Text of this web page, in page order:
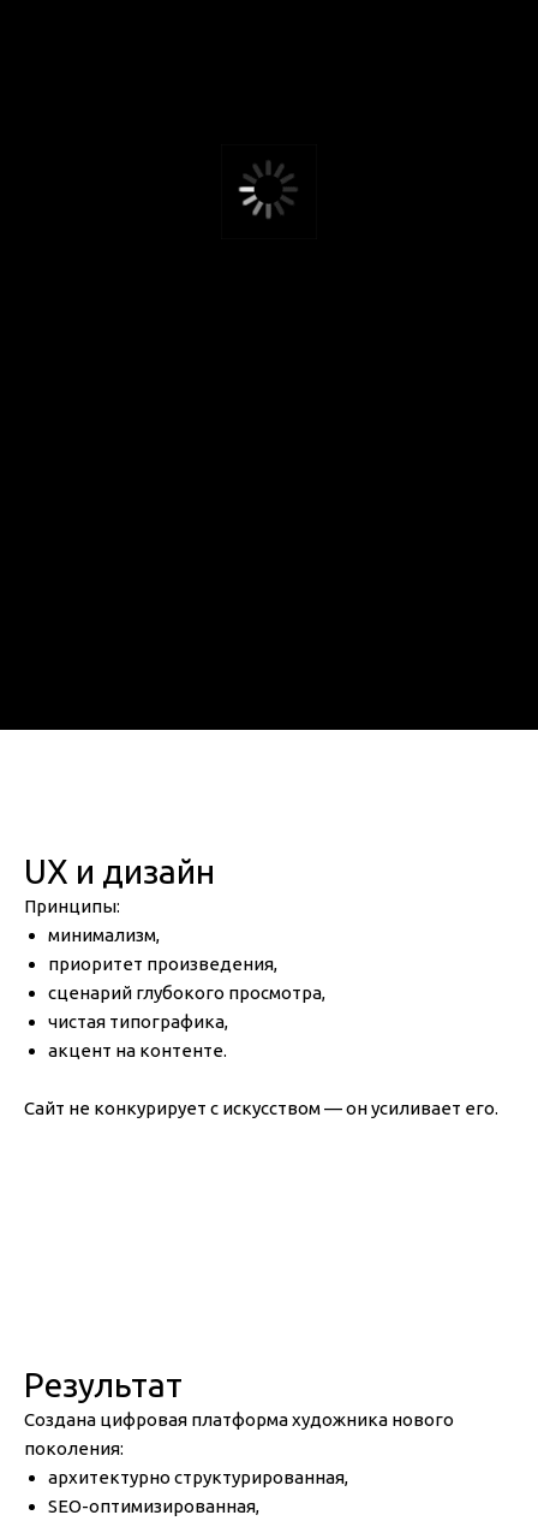
UX и дизайн
Принципы:
минимализм,
приоритет произведения,
сценарий глубокого просмотра,
чистая типографика,
акцент на контенте.
Сайт не конкурирует с искусством — он усиливает его.
Результат
Создана цифровая платформа художника нового
поколения:
архитектурно структурированная,
SEO-оптимизированная,